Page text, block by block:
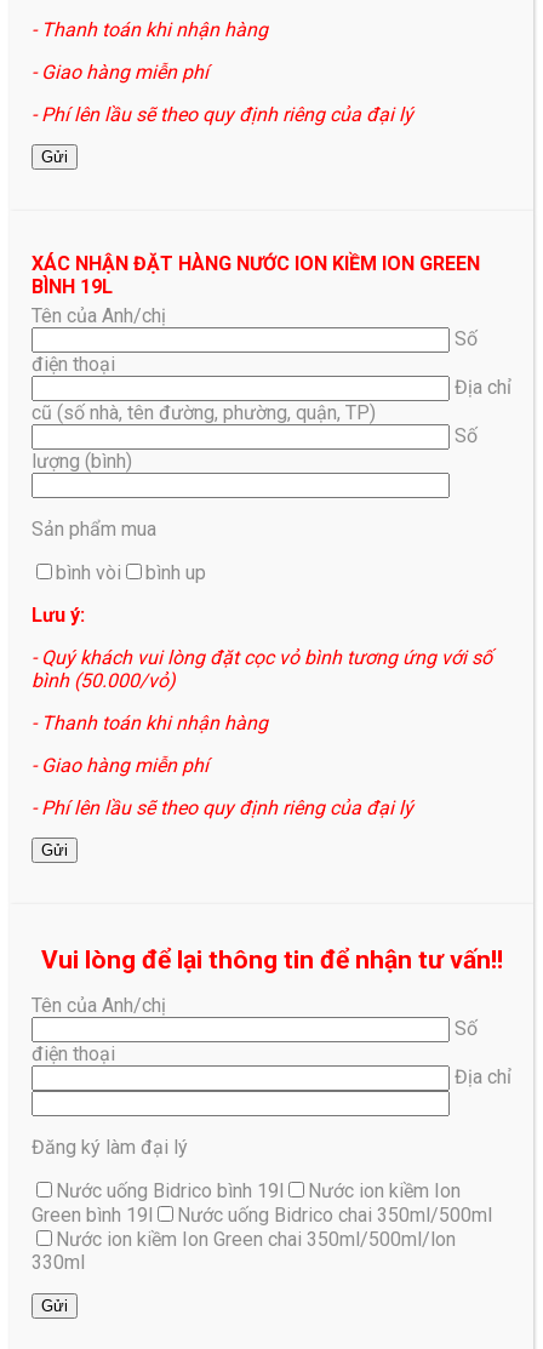
- Thanh toán khi nhận hàng
- Giao hàng miễn phí
- Phí lên lầu sẽ theo quy định riêng của đại lý
XÁC NHẬN ĐẶT HÀNG NƯỚC ION KIỀM ION GREEN
BÌNH 19L
Tên của Anh/chị
Số
điện thoại
Địa chỉ
cũ (số nhà, tên đường, phường, quận, TP)
Số
lượng (bình)
Sản phẩm mua
bình vòi
bình up
Lưu ý:
- Quý khách vui lòng đặt cọc vỏ bình tương ứng với số
bình (50.000/vỏ)
- Thanh toán khi nhận hàng
- Giao hàng miễn phí
- Phí lên lầu sẽ theo quy định riêng của đại lý
Vui lòng để lại thông tin để nhận tư vấn!!
Tên của Anh/chị
Số
điện thoại
Địa chỉ
Đăng ký làm đại lý
Nước uống Bidrico bình 19l
Nước ion kiềm Ion
Green bình 19l
Nước uống Bidrico chai 350ml/500ml
Nước ion kiềm Ion Green chai 350ml/500ml/lon
330ml